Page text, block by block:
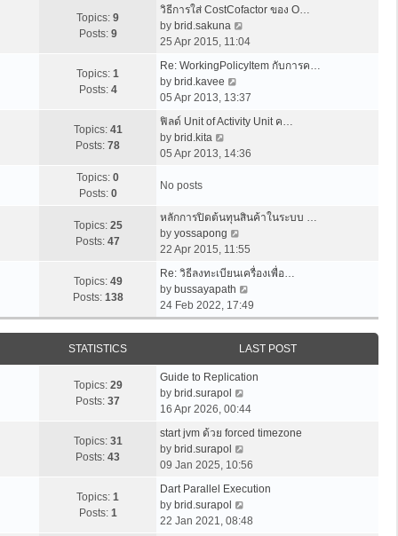
p
s
e
s
t
p
s
e
l
a
e
s
t
p
s
w
h
e
a
e
t
t
Topics: 9
Posts: 9
วิธีการใส่ CostCofactor ของ O…
by brid.sakuna
i
w
h
e
a
t
o
t
25 Apr 2015, 11:04
Topics: 1
Posts: 4
Re: WorkingPolicyItem กับการค…
by brid.kavee
i
w
h
t
e
s
t
p
o
s
t
05 Apr 2013, 13:37
Topics: 41
Posts: 78
ฟิลด์ Unit of Activity Unit ค…
by brid.kita
i
h
e
l
a
t
e
s
s
t
05 Apr 2013, 14:36
Topics: 0
Posts: 0
No posts
Topics: 25
Posts: 47
หลักการปิดต้นทุนสินค้าในระบบ …
by yossapong
i
w
t
h
l
t
e
s
p
o
s
t
22 Apr 2015, 11:55
Topics: 49
Posts: 138
Re: วิธีลงทะเบียนเครื่องเพื่อ…
by bussayapath
i
e
w
t
h
e
a
t
s
p
s
24 Feb 2022, 17:49
STATISTICS LAST POST
Topics: 29
Posts: 37
Guide to Replication
by brid.surapol
i
w
h
e
a
16 Apr 2026, 00:44
Topics: 31
Posts: 43
start jvm ด้วย forced timezone
by brid.surapol
i
w
h
09 Jan 2025, 10:56
Topics: 1
Posts: 1
Dart Parallel Execution
by brid.surapol
i
22 Jan 2021, 08:48